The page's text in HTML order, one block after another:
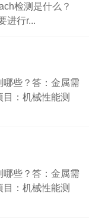
检测是什么？
进行r...
些？答：金属需
：机械性能测
些？答：金属需
：机械性能测